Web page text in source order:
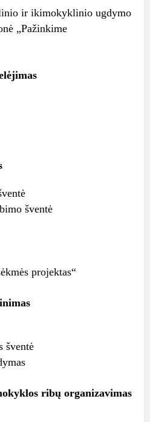
ir ikimokyklinio ugdymo
„Pažinkime
šventė
projektas“
šventė
ribų organizavimas